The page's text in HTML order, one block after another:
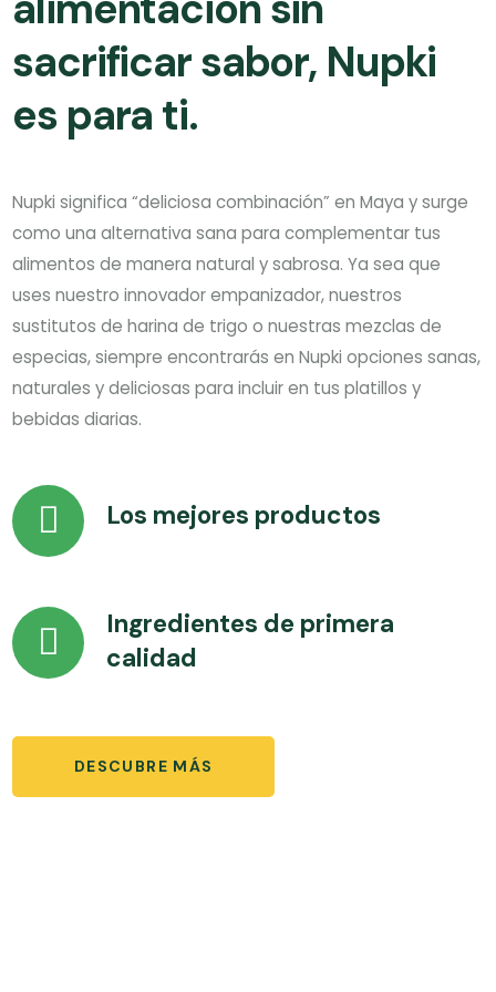
sacrificar sabor, Nupki
es para ti.
Nupki significa “deliciosa combinación” en Maya y surge
como una alternativa sana para complementar tus
alimentos de manera natural y sabrosa. Ya sea que
uses nuestro innovador empanizador, nuestros
sustitutos de harina de trigo o nuestras mezclas de
especias, siempre encontrarás en Nupki opciones sanas,
naturales y deliciosas para incluir en tus platillos y
bebidas diarias.
Los mejores productos
Ingredientes de primera
calidad
DESCUBRE MÁS